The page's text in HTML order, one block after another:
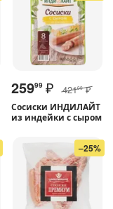
25999 ₽ 42109 ₽
Сосиски ИНДИЛАЙТ
из индейки с сыром
–25%